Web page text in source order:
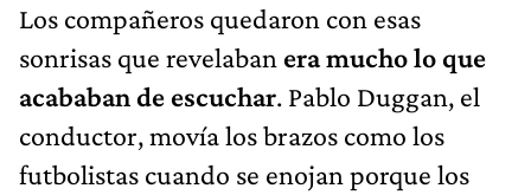
Los compañeros quedaron con esas
sonrisas que revelaban era mucho lo que
acababan de escuchar. Pablo Duggan, el
conductor, movía los brazos como los
futbolistas cuando se enojan porque los